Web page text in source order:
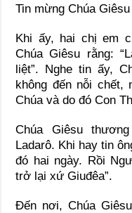
Tin mừng Chúa
Khi ấy, hai chị em
Chúa Giêsu rằng:
liệt”. Nghe tin ấy,
không đến nỗi chết,
Chúa và do đó Con
Chúa Giêsu
Ladarô. Khi hay tin
đó hai ngày. Rồi
trở lại xứ Giuđêa”.
Đến nơi, Chúa